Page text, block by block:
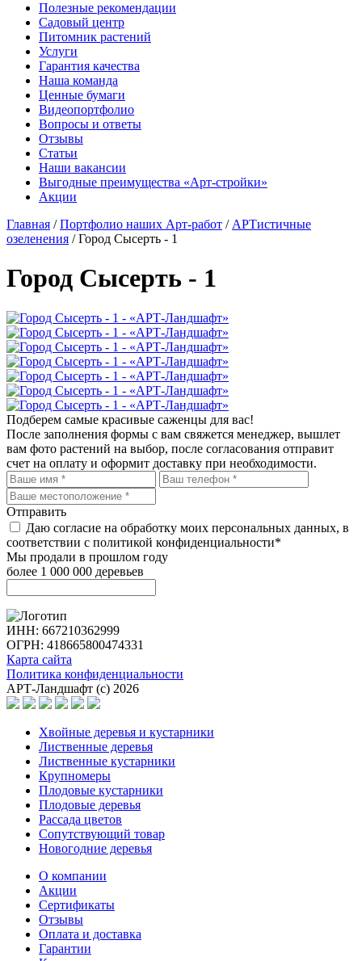
Полезные рекомендации
Садовый центр
Питомник растений
Услуги
Гарантия качества
Наша команда
Ценные бумаги
Видеопортфолио
Вопросы и ответы
Отзывы
Статьи
Наши вакансии
Выгодные преимущества «Арт-стройки»
Акции
Главная /Портфолио наших Арт-работ / АРТистичные
озеленения / Город Сысерть - 1
Город Сысерть - 1
Подберем самые красивые саженцы для вас!
После заполнения формы с вам свяжется менеджер, вышлет
вам фото растений на выбор, после согласования отправит
счет на оплату и оформит доставку при необходимости.
Отправить
Даю согласие на обработку моих персональных данных, в
соответствии с политикой конфиденциальности*
Мы продали в прошлом году
более 1 000 000 деревьев
ИНН: 667210362999
ОГРН: 418665800474331
Карта сайта
Политика конфиденциальности
АРТ-Ландшафт (с) 2026
Хвойные деревья и кустарники
Лиственные деревья
Лиственные кустарники
Крупномеры
Плодовые кустарники
Плодовые деревья
Рассада цветов
Сопутствующий товар
Новогодние деревья
О компании
Акции
Сертификаты
Отзывы
Оплата и доставка
Гарантии